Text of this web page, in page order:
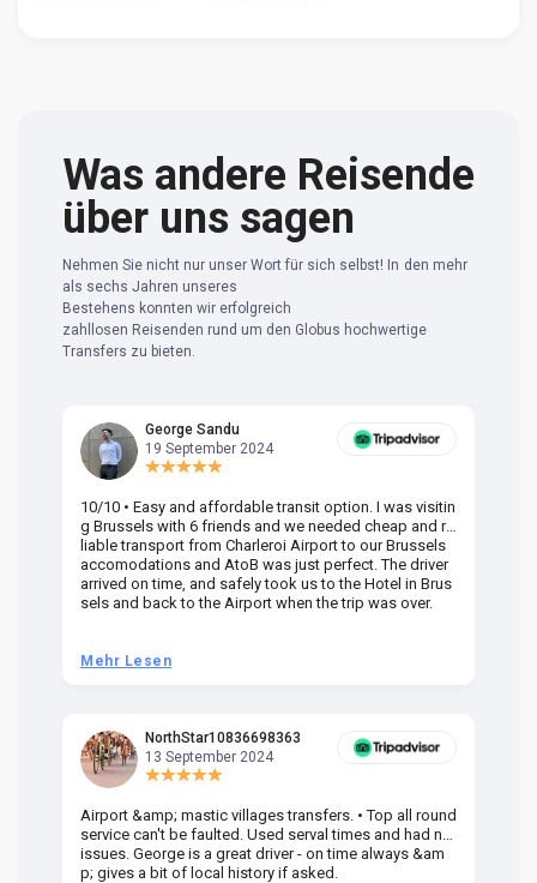
Was andere Reisende
über uns sagen
Nehmen Sie nicht nur unser Wort für sich selbst! In den mehr
als sechs Jahren unseres
Bestehens konnten wir erfolgreich
zahllosen Reisenden rund um den Globus hochwertige
Transfers zu bieten.
George Sandu
19 September 2024
10/10 • Easy and affordable transit option. I was visitin
g Brussels with 6 friends and we needed cheap and re
liable transport from Charleroi Airport to our Brussels
accomodations and AtoB was just perfect. The driver
arrived on time, and safely took us to the Hotel in Brus
sels and back to the Airport when the trip was over.
Mehr Lesen
NorthStar10836698363
13 September 2024
Airport &amp; mastic villages transfers. • Top all round
service can't be faulted. Used serval times and had no
issues. George is a great driver - on time always &am
p; gives a bit of local history if asked.